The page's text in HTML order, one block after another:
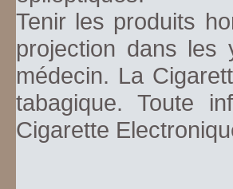
Tenir les produits
projection dans les
médecin. La
tabagique. Toute
Cigarette